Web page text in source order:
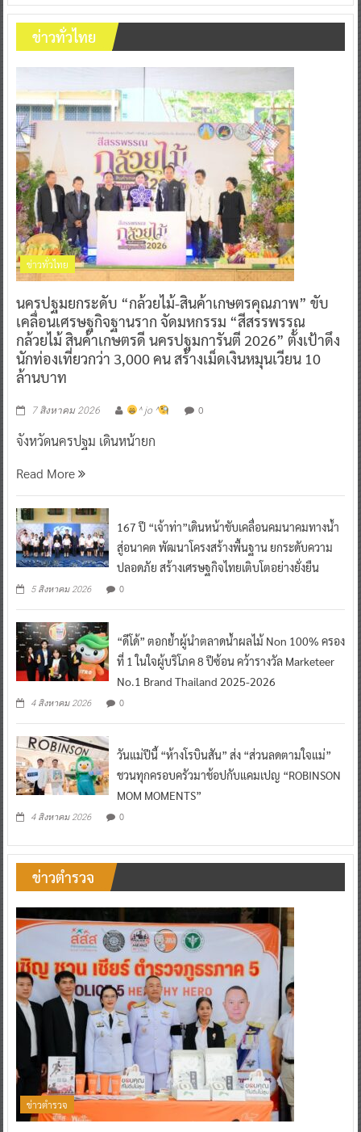
ข่าวทั่วไทย
ข่าวทั่วไทย
นครปฐมยกระดับ “กล้วยไม้-สินค้าเกษตรคุณภาพ” ขับ
เคลื่อนเศรษฐกิจฐานราก จัดมหกรรม “สีสรรพรรณ
กล้วยไม้ สินค้าเกษตรดี นครปฐมการันตี 2026” ตั้งเป้าดึง
นักท่องเที่ยวกว่า 3,000 คน สร้างเม็ดเงินหมุนเวียน 10
ล้านบาท
7 สิงหาคม 2026 ^ jo ^ 0
จังหวัดนครปฐม เดินหน้ายก
Read More
167 ปี “เจ้าท่า”เดินหน้าขับเคลื่อนคมนาคมทางน้ำ
สู่อนาคต พัฒนาโครงสร้างพื้นฐาน ยกระดับความ
ปลอดภัย สร้างเศรษฐกิจไทยเติบโตอย่างยั่งยืน
5 สิงหาคม 2026 0
“ดีโด้” ตอกย้ำผู้นำตลาดน้ำผลไม้ Non 100% ครอง
ที่ 1 ในใจผู้บริโภค 8 ปีซ้อน คว้ารางวัล Marketeer
No.1 Brand Thailand 2025-2026
4 สิงหาคม 2026 0
วันแม่ปีนี้ “ห้างโรบินสัน” ส่ง “ส่วนลดตามใจแม่”
ชวนทุกครอบครัวมาช้อปกับแคมเปญ “ROBINSON
MOM MOMENTS”
4 สิงหาคม 2026 0
ข่าวตำรวจ
ข่าวตำรวจ